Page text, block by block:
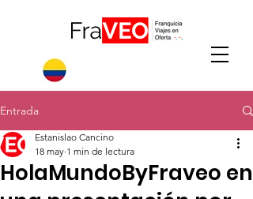
Entrada
HolaMundoByFraveo en
Estanislao Cancino
18 may 1 min de lectura